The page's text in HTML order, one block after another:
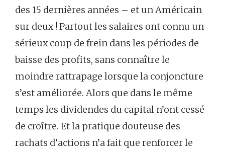
des 15 dernières années – et un Américain
sur deux ! Partout les salaires ont connu un
sérieux coup de frein dans les périodes de
baisse des profits, sans connaître le
moindre rattrapage lorsque la conjoncture
s’est améliorée. Alors que dans le même
temps les dividendes du capital n’ont cessé
de croître. Et la pratique douteuse des
rachats d’actions n’a fait que renforcer le